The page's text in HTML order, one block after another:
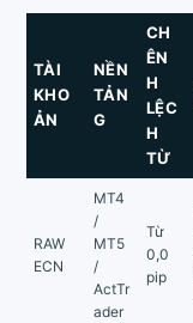
TÀI
KHO
ẢN
NỀN
TẢN
G
CH
ÊN
H
LỆC
H
TỪ
RAW
ECN
MT4
/
MT5
/
ActTr
ader
Từ
0,0
pip